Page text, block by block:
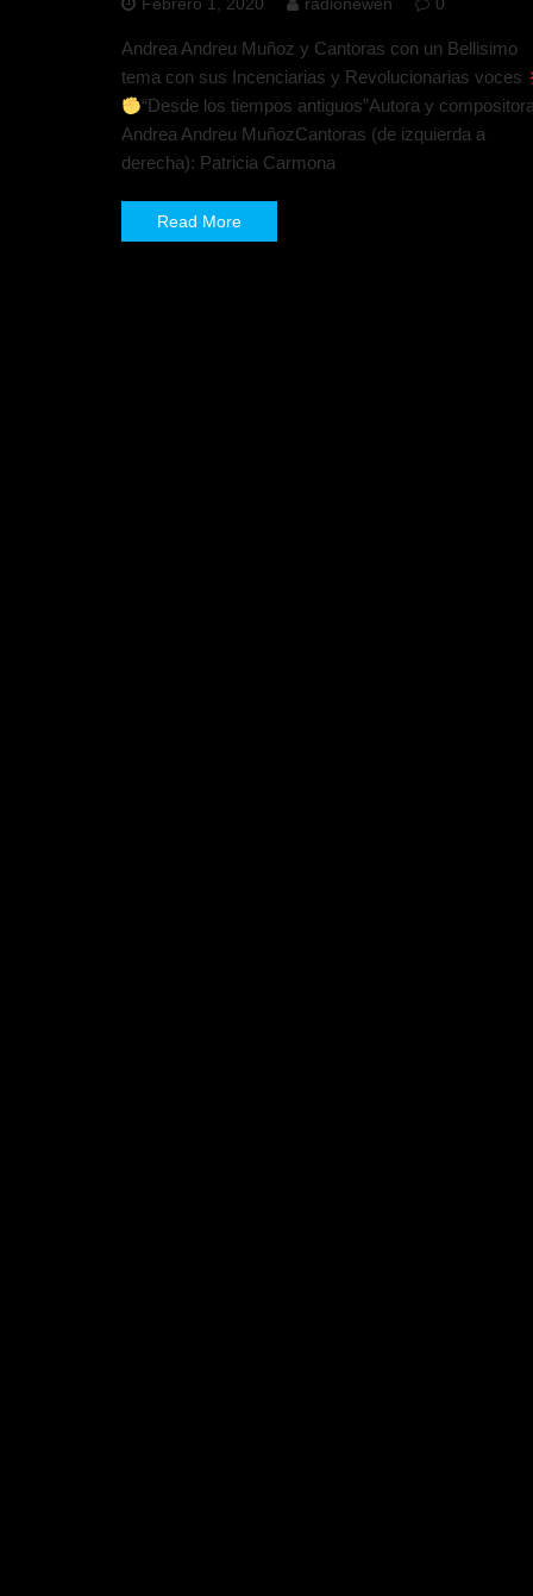
Andrea Andreu Muñoz y Cantoras con un Bellisimo
tema con sus Incenciarias y Revolucionarias voces
“Desde los tiempos antiguos”Autora y
Andrea Andreu MuñozCantoras (de izquierda a
derecha): Patricia Carmona
Read More